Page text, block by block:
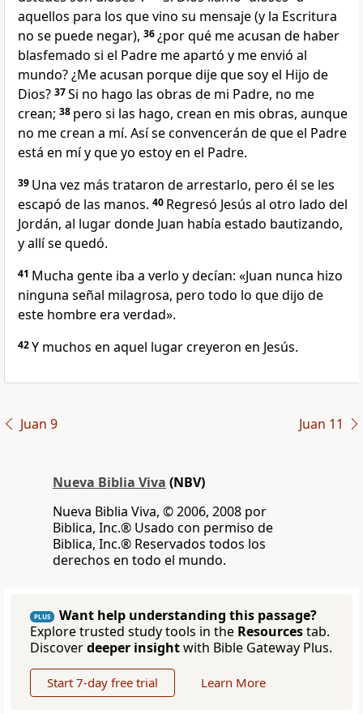
aquellos para los que vino su mensaje (y la Escritura
no se puede negar), 36¿por qué me acusan de haber
blasfemado si el Padre me apartó y me envió al
mundo? ¿Me acusan porque dije que soy el Hijo de
Dios? 37Si no hago las obras de mi Padre, no me
crean; 38 pero si las hago, crean en mis obras, aunque
no me crean a mí. Así se convencerán de que el Padre
está en mí y que yo estoy en el Padre.
39 Una vez más trataron de arrestarlo, pero él se les
escapó de las manos. 40 Regresó Jesús al otro lado del
Jordán, al lugar donde Juan había estado bautizando,
y allí se quedó.
41 Mucha gente iba a verlo y decían: «Juan nunca hizo
ninguna señal milagrosa, pero todo lo que dijo de
este hombre era verdad».
42Y muchos en aquel lugar creyeron en Jesús.
Juan 9 Juan 11
Nueva Biblia Viva (NBV)
Nueva Biblia Viva, © 2006, 2008 por
Biblica, Inc.® Usado con permiso de
Biblica, Inc.® Reservados todos los
derechos en todo el mundo.
PLUS
Want help understanding this passage?
Explore trusted study tools in the Resourcestab.
Discoverdeeper insightwith Bible Gateway Plus.
Start 7-day free trial Learn More